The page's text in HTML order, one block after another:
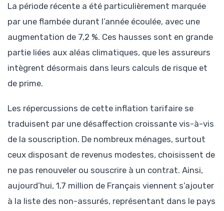
La période récente a été particulièrement marquée
par une flambée durant l’année écoulée, avec une
augmentation de 7,2 %. Ces hausses sont en grande
partie liées aux aléas climatiques, que les assureurs
intègrent désormais dans leurs calculs de risque et
de prime.
Les répercussions de cette inflation tarifaire se
traduisent par une désaffection croissante vis-à-vis
de la souscription. De nombreux ménages, surtout
ceux disposant de revenus modestes, choisissent de
ne pas renouveler ou souscrire à un contrat. Ainsi,
aujourd’hui, 1,7 million de Français viennent s’ajouter
à la liste des non-assurés, représentant dans le pays